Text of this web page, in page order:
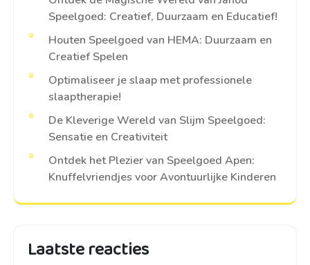
Speelgoed: Creatief, Duurzaam en Educatief!
Houten Speelgoed van HEMA: Duurzaam en
Creatief Spelen
Optimaliseer je slaap met professionele
slaaptherapie!
De Kleverige Wereld van Slijm Speelgoed:
Sensatie en Creativiteit
Ontdek het Plezier van Speelgoed Apen:
Knuffelvriendjes voor Avontuurlijke Kinderen
Laatste reacties